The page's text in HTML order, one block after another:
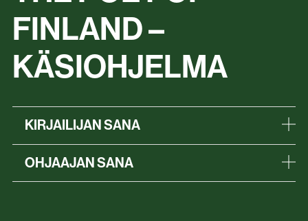
FINLAND –
KÄSIOHJELMA
KIRJAILIJAN SANA
OHJAAJAN SANA